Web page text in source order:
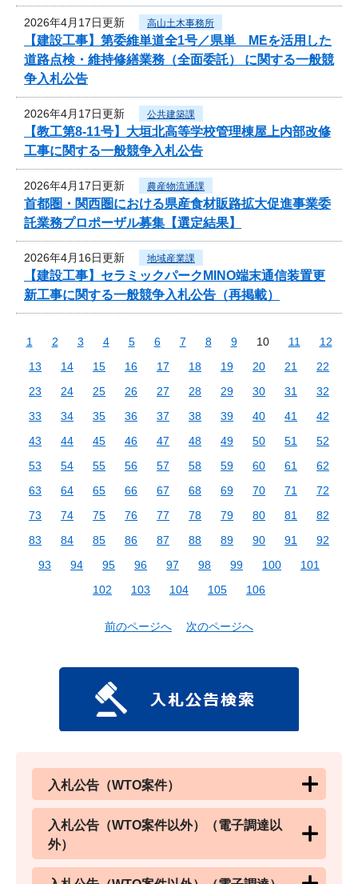
2026年4月17日更新 高山土木事務所
【建設工事】第委維単道全1号／県単 MEを活用した
道路点検・維持修繕業務（全面委託） に関する一般競
争入札公告
2026年4月17日更新 公共建築課
【教工第8-11号】大垣北高等学校管理棟屋上内部改修
工事に関する一般競争入札公告
2026年4月17日更新 農産物流通課
首都圏・関西圏における県産食材販路拡大促進事業委
託業務プロポーザル募集【選定結果】
2026年4月16日更新 地域産業課
【建設工事】セラミックパークMINO端末通信装置更
新工事に関する一般競争入札公告（再掲載）
1 2 3 4 5 6 7 8 9 10 11
12
13
14 15 16 17 18 19 20 21
22
23
24 25 26 27 28 29 30 31
32
33
34 35 36 37 38 39 40 41
42
43
44 45 46 47 48 49 50 51
52
53
54 55 56 57 58 59 60 61
62
63
64 65 66 67 68 69 70 71
72
73
74 75 76 77 78 79 80 81
82
83
84 85 86 87 88 89 90 91
92
93
94 95 96 97 98 99 100
101
102
103 104 105 106
前のページへ 次のページへ
入札公告（WTO案件）
入札公告（WTO案件以外）（電子調達以
外）